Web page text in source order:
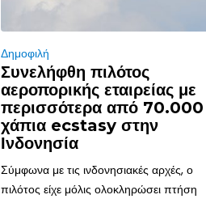
Δημοφιλή
Συνελήφθη πιλότος
αεροπορικής εταιρείας με
περισσότερα από 70.000
χάπια ecstasy στην
Ινδονησία
Σύμφωνα με τις ινδονησιακές αρχές, ο
πιλότος είχε μόλις ολοκληρώσει πτήση